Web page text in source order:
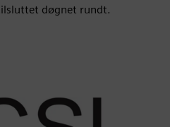
døgnet rundt.